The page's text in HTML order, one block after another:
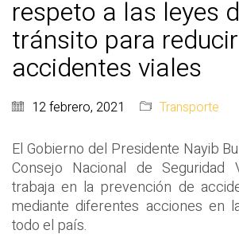
respeto a las leyes
tránsito para
accidentes viales
12 febrero, 2021 Transporte
El Gobierno del Presidente Nayib
Consejo Nacional de Seguridad
trabaja en la prevención de
mediante diferentes acciones en
todo el país.